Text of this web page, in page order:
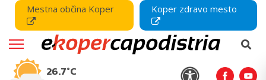
Mestna občina Koper Koper zdravo mesto
26.7°C